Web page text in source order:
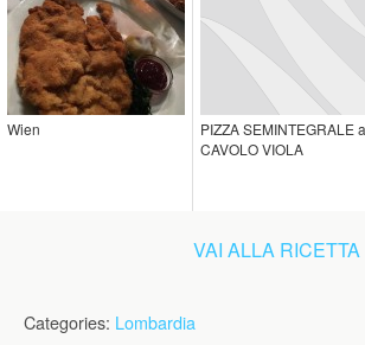
Wien
PIZZA SEMINTEGRALE
CAVOLO VIOLA
VAI ALLA RICETTA
Categories: Lombardia